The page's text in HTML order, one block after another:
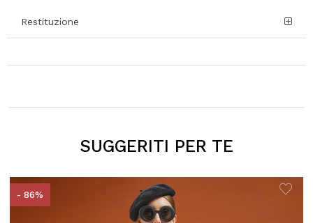
Restituzione
SUGGERITI PER TE
- 86%